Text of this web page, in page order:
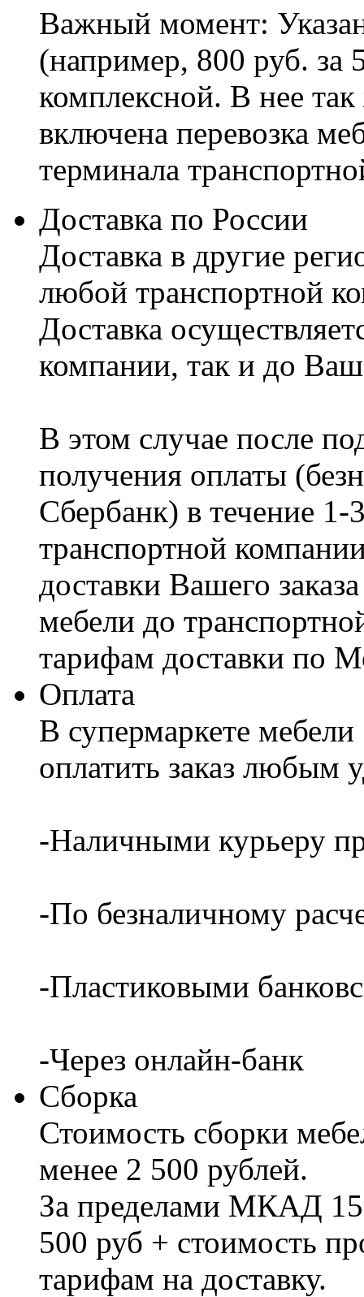
Важный момент:
(например, 800 руб. за
комплексной. В нее
включена перевозка
терминала
Доставка по России
Доставка в другие
любой транспортной
Доставка
компании, так и до
В этом случае после
получения оплаты
Сбербанк) в течение
транспортной
доставки Вашего
мебели до
тарифам доставки по
Оплата
В супермаркете
оплатить заказ любым
-Наличными курьеру
-По безналичному
-Пластиковыми
-Через онлайн-банк
Сборка
Стоимость сборки
менее 2 500 рублей.
За пределами МКАД
500 руб + стоимость
тарифам на доставку.